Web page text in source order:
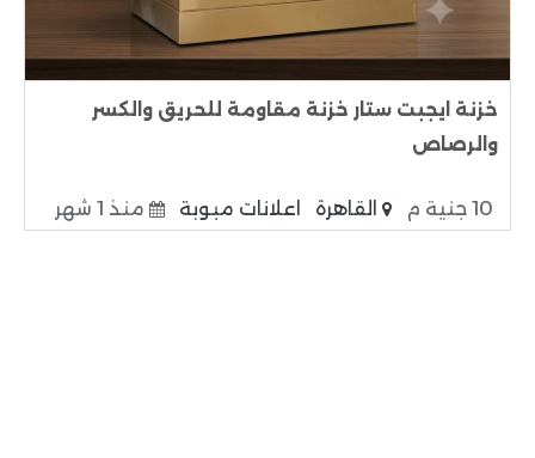
خزنة ايجبت ستار خزنة مقاومة للحريق والكسر
والرصاص
10 جنية م القاهرة اعلانات مبوبة منذ 1 شهر